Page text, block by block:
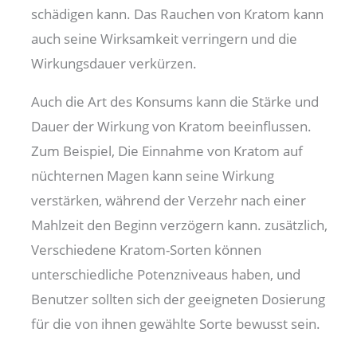
schädigen kann. Das Rauchen von Kratom kann
auch seine Wirksamkeit verringern und die
Wirkungsdauer verkürzen.
Auch die Art des Konsums kann die Stärke und
Dauer der Wirkung von Kratom beeinflussen.
Zum Beispiel, Die Einnahme von Kratom auf
nüchternen Magen kann seine Wirkung
verstärken, während der Verzehr nach einer
Mahlzeit den Beginn verzögern kann. zusätzlich,
Verschiedene Kratom-Sorten können
unterschiedliche Potenzniveaus haben, und
Benutzer sollten sich der geeigneten Dosierung
für die von ihnen gewählte Sorte bewusst sein.